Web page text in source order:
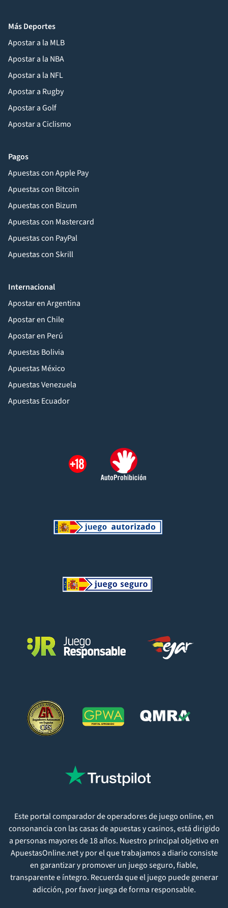
Más Deportes
Apostar a la MLB
Apostar a la NBA
Apostar a la NFL
Apostar a Rugby
Apostar a Golf
Apostar a Ciclismo
Pagos
Apuestas con Apple Pay
Apuestas con Bitcoin
Apuestas con Bizum
Apuestas con Mastercard
Apuestas con PayPal
Apuestas con Skrill
Internacional
Apostar en Argentina
Apostar en Chile
Apostar en Perú
Apuestas Bolivia
Apuestas México
Apuestas Venezuela
Apuestas Ecuador
Este portal comparador de operadores de juego online, en
consonancia con las casas de apuestas y casinos, está dirigido
a personas mayores de 18 años. Nuestro principal objetivo en
ApuestasOnline.net y por el que trabajamos a diario consiste
en garantizar y promover un juego seguro, fiable,
transparente e íntegro. Recuerda que el juego puede generar
adicción, por favor juega de forma responsable.